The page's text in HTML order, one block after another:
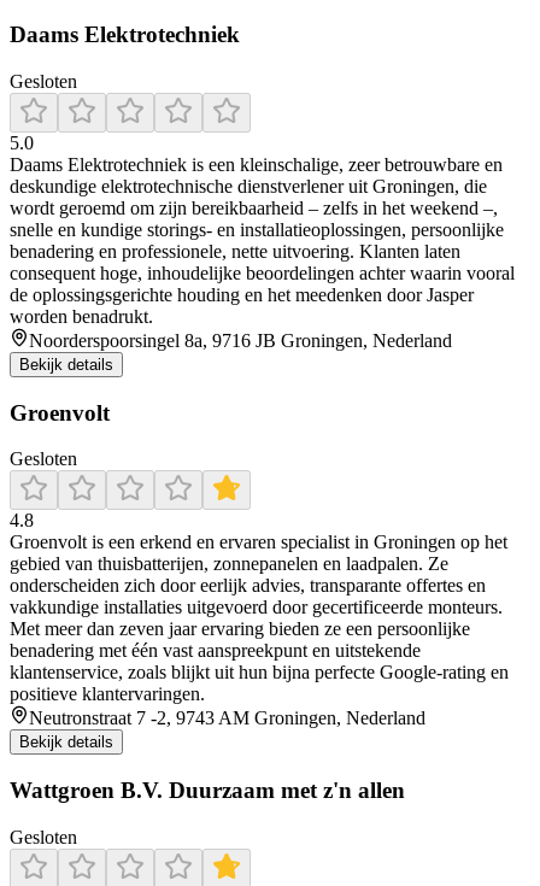
Daams Elektrotechniek
Gesloten
5.0
Daams Elektrotechniek is een kleinschalige, zeer betrouwbare en
deskundige elektrotechnische dienstverlener uit Groningen, die
wordt geroemd om zijn bereikbaarheid – zelfs in het weekend –,
snelle en kundige storings‑ en installatieoplossingen, persoonlijke
benadering en professionele, nette uitvoering. Klanten laten
consequent hoge, inhoudelijke beoordelingen achter waarin vooral
de oplossingsgerichte houding en het meedenken door Jasper
worden benadrukt.
Noorderspoorsingel 8a, 9716 JB Groningen, Nederland
Bekijk details
Groenvolt
Gesloten
4.8
Groenvolt is een erkend en ervaren specialist in Groningen op het
gebied van thuisbatterijen, zonnepanelen en laadpalen. Ze
onderscheiden zich door eerlijk advies, transparante offertes en
vakkundige installaties uitgevoerd door gecertificeerde monteurs.
Met meer dan zeven jaar ervaring bieden ze een persoonlijke
benadering met één vast aanspreekpunt en uitstekende
klantenservice, zoals blijkt uit hun bijna perfecte Google-rating en
positieve klantervaringen.
Neutronstraat 7 -2, 9743 AM Groningen, Nederland
Bekijk details
Wattgroen B.V. Duurzaam met z'n allen
Gesloten